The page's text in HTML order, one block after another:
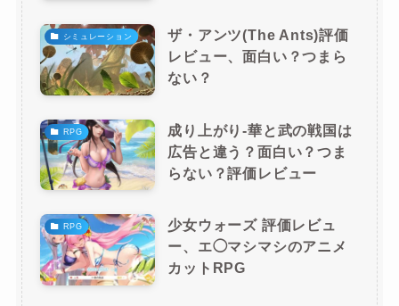
シミュレーション
ザ・アンツ(The Ants)評価
レビュー、面白い？つまら
ない？
RPG
成り上がり-華と武の戦国は
広告と違う？面白い？つま
らない？評価レビュー
RPG
少女ウォーズ 評価レビュ
ー、エ◯マシマシのアニメ
カットRPG